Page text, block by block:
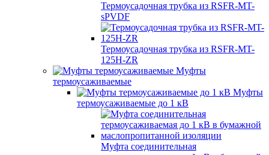
Термоусадочная трубка из RSFR-MT-
sPVDF
Термоусадочная трубка из RSFR-MT-
125H-ZR
Муфты
термоусаживаемые
Муфты
термоусаживаемые до 1 кВ
Муфта соединительная